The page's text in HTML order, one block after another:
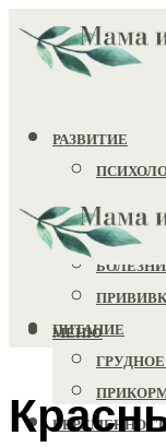
РАЗВИТИЕ
ИГРУШКИ
ЗДОРОВЬЕ
БОЛЕЗНИ
ПИТАНИЕ
МЕНЮ